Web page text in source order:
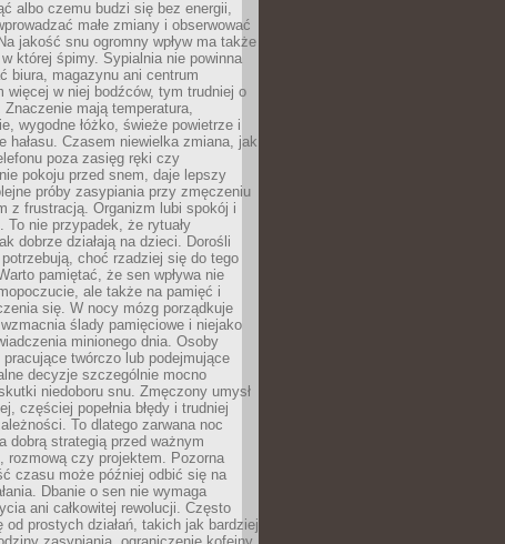
albo czemu budzi się bez energii,
małe zmiany i obserwować
jakość snu ogromny wpływ ma także
której śpimy. Sypialnia nie powinna
biura, magazynu ani centrum
więcej w niej bodźców, tym trudniej o
mają temperatura,
wygodne łóżko, świeże powietrze i
hałasu. Czasem niewielka zmiana, jak
poza zasięg ręki czy
pokoju przed snem, daje lepszy
próby zasypiania przy zmęczeniu
z frustracją. Organizm lubi spokój i
To nie przypadek, że rytuały
dobrze działają na dzieci. Dorośli
choć rzadziej się do tego
pamiętać, że sen wpływa nie
ale także na pamięć i
się. W nocy mózg porządkuje
ślady pamięciowe i niejako
minionego dnia. Osoby
twórczo lub podejmujące
decyzje szczególnie mocno
niedoboru snu. Zmęczony umysł
częściej popełnia błędy i trudniej
To dlatego zarwana noc
dobrą strategią przed ważnym
rozmową czy projektem. Pozorna
czasu może później odbić się na
Dbanie o sen nie wymaga
ani całkowitej rewolucji. Często
od prostych działań, takich jak bardziej